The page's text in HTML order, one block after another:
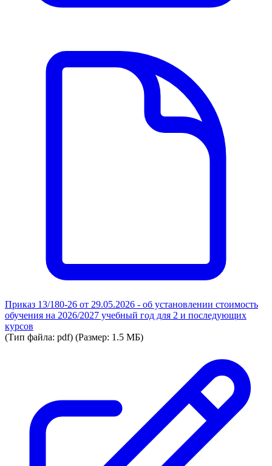
Приказ 13/180-26 от 29.05.2026 - об установлении стоимость
обучения на 2026/2027 учебный год для 2 и последующих
курсов
(Тип файла: pdf) (Размер: 1.5 МБ)